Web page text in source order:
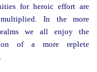
for heroic effort are
In the more
we all enjoy the
of a more replete